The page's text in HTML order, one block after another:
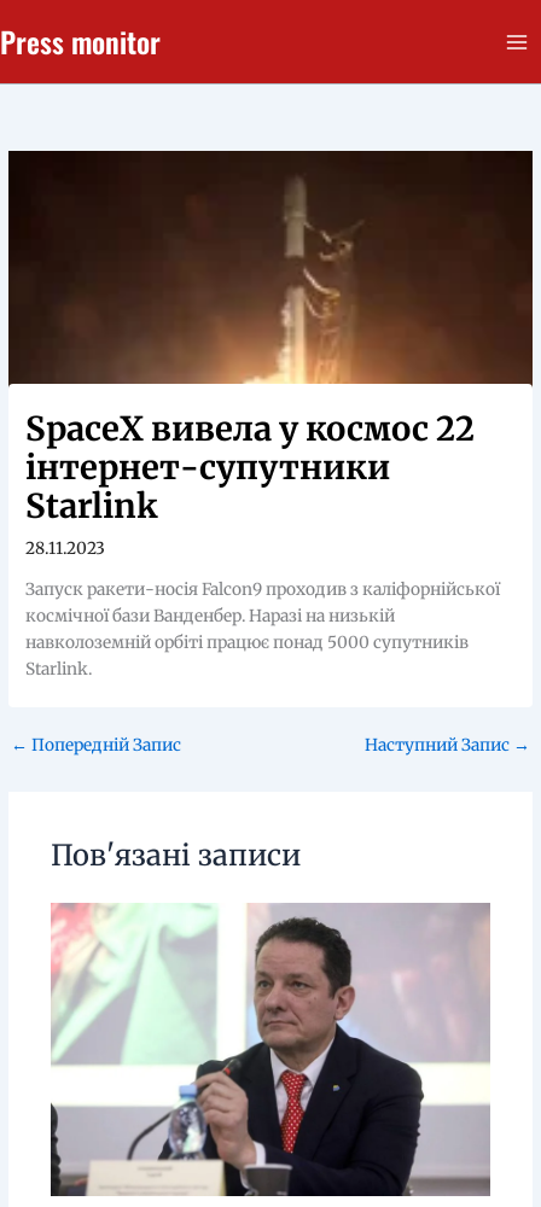
до
Press monitor
SpaceX вивела у космос 22
інтернет-супутники
Starlink
28.11.2023
Запуск ракети-носія Falcon9 проходив з каліфорнійської
космічної бази Ванденбер. Наразі на низькій
навколоземній орбіті працює понад 5000 супутників
Starlink.
← Попередній Запис Наступний Запис →
Пов'язані записи